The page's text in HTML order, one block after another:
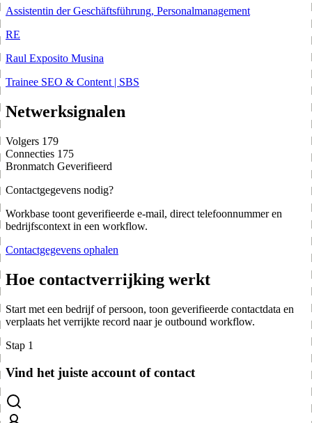
Assistentin der Geschäftsführung, Personalmanagement
RE
Raul Exposito Musina
Trainee SEO & Content | SBS
Netwerksignalen
Volgers 179
Connecties 175
Bronmatch Geverifieerd
Contactgegevens nodig?
Workbase toont geverifieerde e-mail, direct telefoonnummer en
bedrijfscontext in een workflow.
Contactgegevens ophalen
Hoe contactverrijking werkt
Start met een bedrijf of persoon, toon geverifieerde contactdata en
verplaats het verrijkte record naar je outbound workflow.
Stap 1
Vind het juiste account of contact